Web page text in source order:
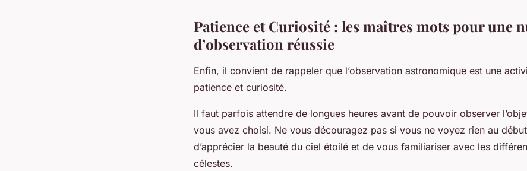
Patience et Curiosité : les maîtres mots pour une
d’observation réussie
Enfin, il convient de rappeler que l’observation astronomique est une
patience et curiosité.
Il faut parfois attendre de longues heures avant de pouvoir observer
vous avez choisi. Ne vous découragez pas si vous ne voyez rien au
d’apprécier la beauté du ciel étoilé et de vous familiariser avec les
célestes.